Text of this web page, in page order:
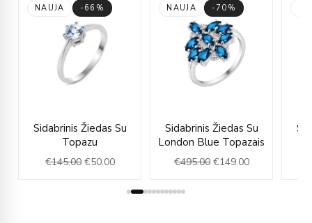
NAUJA -66%
Sidabrinis Žiedas Su
Topazu
€145.00
Original
price
was:
€145.00.
€50.00
price
€50.00.
NAUJA -70%
Sidabrinis Žiedas Su
London Blue Topazais
€495.00
Original
price
was:
€495.00.
€149.00
price
is:
€149.00.